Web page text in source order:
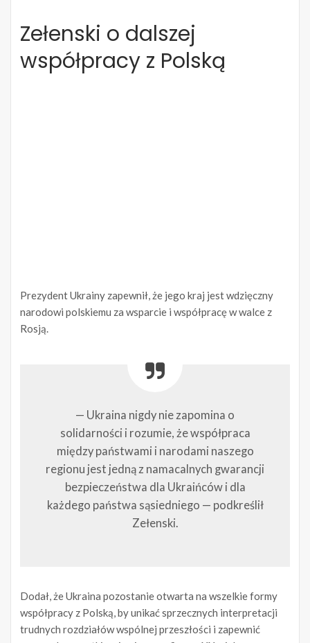
Zełenski o dalszej
współpracy z Polską
Prezydent Ukrainy zapewnił, że jego kraj jest wdzięczny
narodowi polskiemu za wsparcie i współpracę w walce z
Rosją.
— Ukraina nigdy nie zapomina o
solidarności i rozumie, że współpraca
między państwami i narodami naszego
regionu jest jedną z namacalnych gwarancji
bezpieczeństwa dla Ukraińców i dla
każdego państwa sąsiedniego — podkreślił
Zełenski.
Dodał, że Ukraina pozostanie otwarta na wszelkie formy
współpracy z Polską, by unikać sprzecznych interpretacji
trudnych rozdziałów wspólnej przeszłości i zapewnić